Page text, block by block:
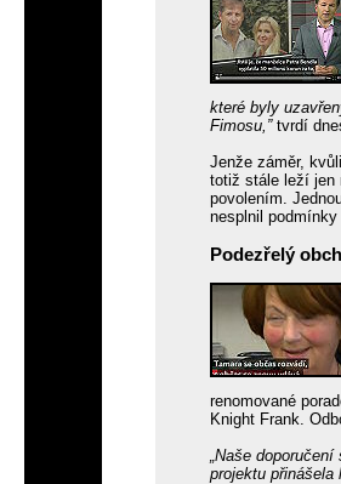
které byly
Fimosu,”tvrdí
Jenže záměr,
totiž stále leží jen
povolením.
nesplnil podmínky
Podezřelý
renomované
Knight Frank.
„Naše
projektu přinášela